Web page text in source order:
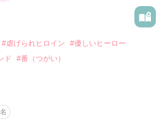
ーこと
な」
園に転入することになって……
ォンス
Ｌの次元も種族も超えた恋が始ま
#虐げられヒロイン
#優しいヒーロー
ド #番（つがい）
きたシェイラは、竜族の生贄とな